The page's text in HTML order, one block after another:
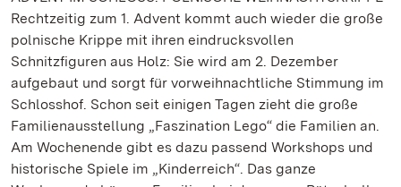
Rechtzeitig zum 1. Advent kommt auch wieder die große
polnische Krippe mit ihren eindrucksvollen
Schnitzfiguren aus Holz: Sie wird am 2. Dezember
aufgebaut und sorgt für vorweihnachtliche Stimmung im
Schlosshof. Schon seit einigen Tagen zieht die große
Familienausstellung „Faszination Lego“ die Familien an.
Am Wochenende gibt es dazu passend Workshops und
historische Spiele im „Kinderreich“. Das ganze